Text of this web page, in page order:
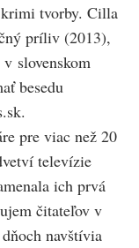
krimi tvorby. Cilla
príliv (2013),
slovenskom
besedu
pre viac než 20
televízie
ich prvá
čitateľov v
navštívia